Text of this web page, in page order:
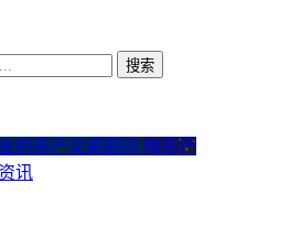
的房产交易顾问 微房产
讯
动房屋价格全解